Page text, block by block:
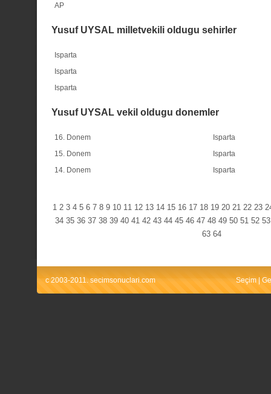
AP
Yusuf UYSAL milletvekili oldugu sehirler
Isparta
Isparta
Isparta
Yusuf UYSAL vekil oldugu donemler
16. Donem
Isparta
15. Donem
Isparta
14. Donem
Isparta
1 2 3 4 5 6 7 8 9 10 11 12 13 14 15 16 17 18 19 20 21 22 23
34 35 36 37 38 39 40 41 42 43 44 45 46 47 48 49 50 51 52 53
63 64
c 2003-2011. secimsonuclari.com Seçim